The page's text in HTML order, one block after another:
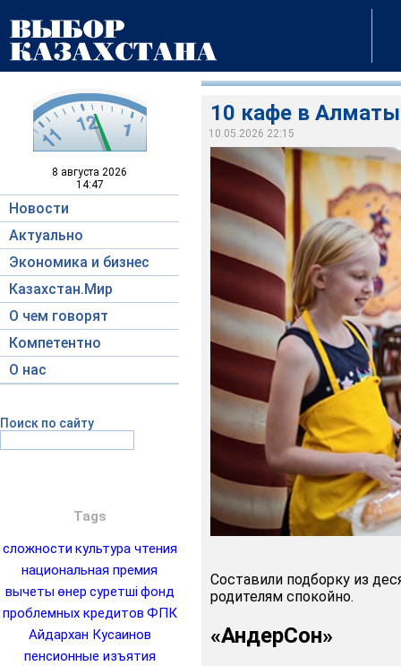
8 августа 2026
14:47
Новости
Актуально
Экономика и бизнес
Казахстан.Мир
О чем говорят
Компетентно
О нас
Поиск по сайту
Tags
сложности культура чтения
национальная премия
вычеты өнер суретшіфонд
проблемных кредитов ФПК
Айдархан Кусаинов
пенсионные изъятия
10 кафе в
10.05.2026 22:15
Составили подборку из
родителям спокойно.
«АндерСон»